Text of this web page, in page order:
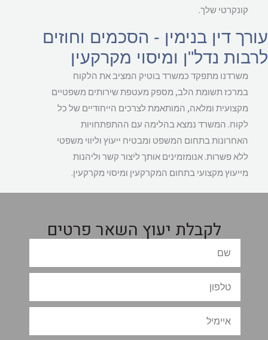
קונקרטי שלך.
דין בנימין - הסכמים וחוזים
נדל"ן ומיסוי מקרקעין
משרדנו מתפקד כמשרד בוטיק המציב את הלקוח
במרכז תשומת הלב, מספק מעטפת שירותים משפטיים
מקצועית ומלאה, המותאמת לצרכים הייחודיים של כל
לקוח. המשרד נמצא בהלימה עם ההתפתחויות
האחרונות בתחום המשפט ומבטיח ייעוץ וליווי משפטי
ללא פשרות. אנומזמינים אותך ליצור קשר וליהנות
מייעוץ מקצועי בתחום המקרקעין ומיסוי מקרקעין.
לקבלת יעוץ השאר פרטים